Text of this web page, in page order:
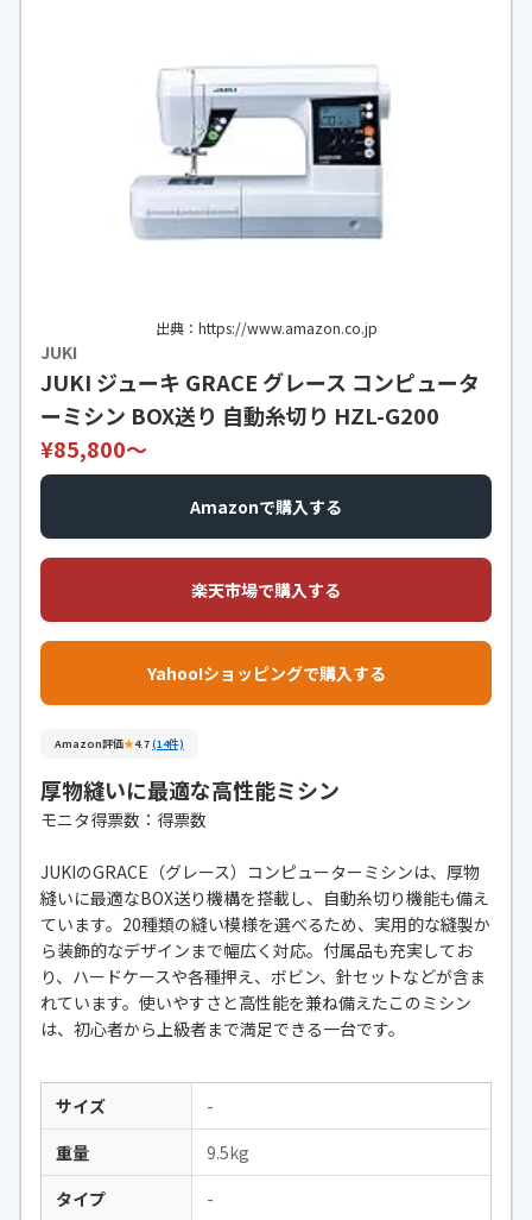
出典：https://www.amazon.co.jp
JUKI
JUKI ジューキ GRACE グレース コンピュータ
ーミシン BOX送り 自動糸切り HZL-G200
¥85,800〜
Amazonで購入する
楽天市場で購入する
Yahoo!ショッピングで購入する
Amazon評価★4.7(14件)
厚物縫いに最適な高性能ミシン
モニタ得票数：得票数
JUKIのGRACE（グレース）コンピューターミシンは、厚物
縫いに最適なBOX送り機構を搭載し、自動糸切り機能も備え
ています。20種類の縫い模様を選べるため、実用的な縫製か
ら装飾的なデザインまで幅広く対応。付属品も充実してお
り、ハードケースや各種押え、ボビン、針セットなどが含ま
れています。使いやすさと高性能を兼ね備えたこのミシン
は、初心者から上級者まで満足できる一台です。
サイズ
-
重量
9.5kg
タイプ
-